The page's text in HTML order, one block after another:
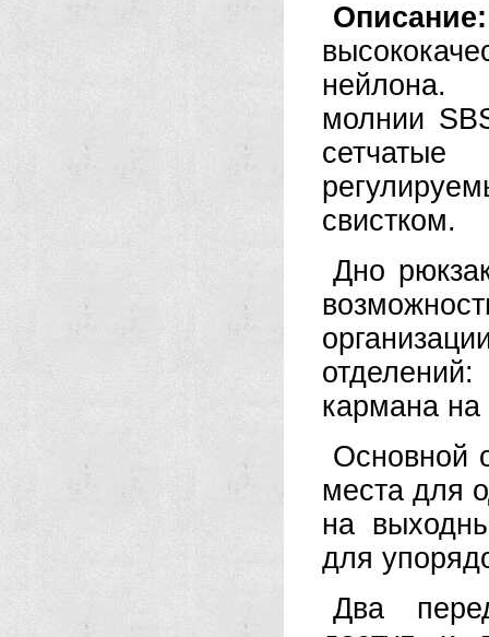
нейлона.
молнии
свистком.
Дно
кармана
Основной
места для
на
для
Два